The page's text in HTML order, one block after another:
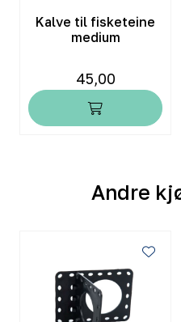
Kalve til fisketeine
medium
45,00
Andre